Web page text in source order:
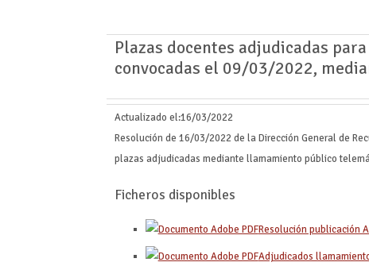
Plazas docentes adjudicadas
convocadas el 09/03/2022,
Actualizado el:16/03/2022
Resolución de 16/03/2022 de la Dirección General de
plazas adjudicadas mediante llamamiento público
Ficheros disponibles
Resolución publicación
Adjudicados